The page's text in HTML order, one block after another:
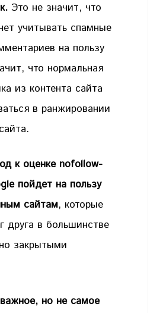
Это не значит, что
учитывать спамные
на пользу
что нормальная
из контента сайта
в ранжировании
к оценке nofollow-
пойдет на пользу
сайтам, которые
друга в большинстве
закрытыми
но не самое